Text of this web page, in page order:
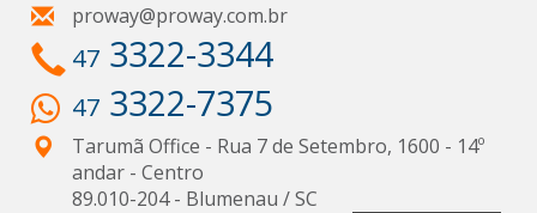
proway@proway.com.br
47 3322-3344
47 3322-7375
Tarumã Office - Rua 7 de Setembro, 1600 - 14º
andar - Centro
89.010-204- Blumenau /SC